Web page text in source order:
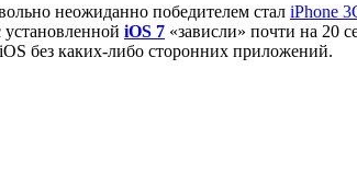
неожиданно победителем стал iPhone
iOS 7 «зависли» почти на 20
без каких-либо сторонних приложений.